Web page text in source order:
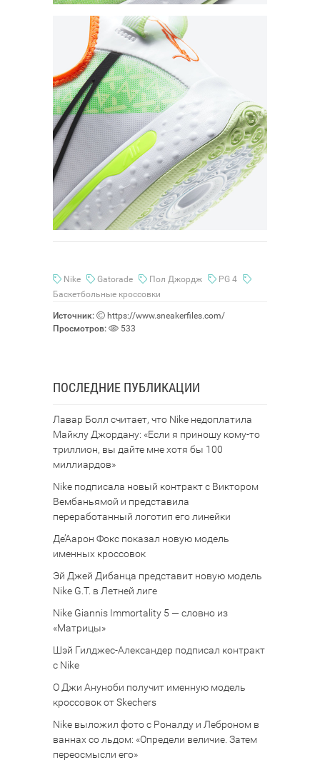
Nike Gatorade Пол Джордж
PG 4
Баскетбольные кроссовки
Источник:
https://www.sneakerfiles.com/
Просмотров:
533
ПОСЛЕДНИЕ ПУБЛИКАЦИИ
Лавар Болл считает, что Nike недоплатила
Майклу Джордану: «Если я приношу кому-то
триллион, вы дайте мне хотя бы 100
миллиардов»
Nike подписала новый контракт с Виктором
Вембаньямой и представила
переработанный логотип его линейки
Де’Аарон Фокс показал новую модель
именных кроссовок
Эй Джей Дибанца представит новую модель
Nike G.T. в Летней лиге
Nike Giannis Immortality 5 — словно из
«Матрицы»
Шэй Гилджес-Александер подписал контракт
с Nike
О Джи Ануноби получит именную модель
кроссовок от Skechers
Nike выложил фото с Роналду и Леброном в
ваннах со льдом: «Определи величие. Затем
переосмысли его»